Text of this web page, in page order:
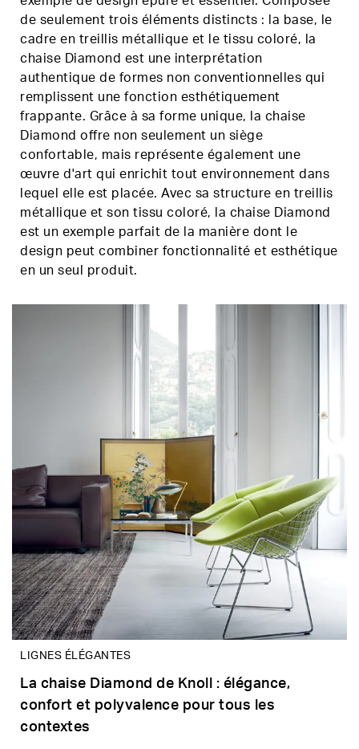
de seulement trois éléments distincts : la base, le
cadre en treillis métallique et le tissu coloré, la
chaise Diamond est une interprétation
authentique de formes non conventionnelles qui
remplissent une fonction esthétiquement
frappante. Grâce à sa forme unique, la chaise
Diamond offre non seulement un siège
confortable, mais représente également une
œuvre d'art qui enrichit tout environnement dans
lequel elle est placée. Avec sa structure en treillis
métallique et son tissu coloré, la chaise Diamond
est un exemple parfait de la manière dont le
design peut combiner fonctionnalité et esthétique
en un seul produit.
LIGNES ÉLÉGANTES
La chaise Diamond de Knoll : élégance,
confort et polyvalence pour tous les
contextes